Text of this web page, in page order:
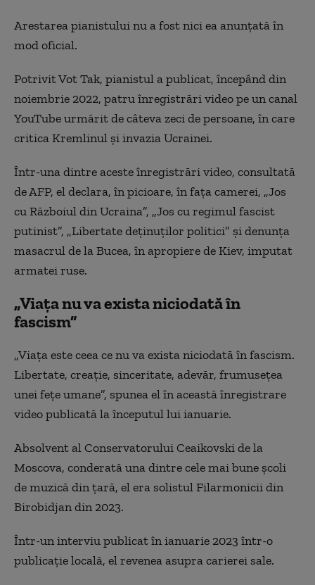
Arestarea pianistului nu a fost nici ea anunţată în
mod oficial.
Potrivit Vot Tak, pianistul a publicat, începând din
noiembrie 2022, patru înregistrări video pe un canal
YouTube urmărit de câteva zeci de persoane, în care
critica Kremlinul şi invazia Ucrainei.
Într-una dintre aceste înregistrări video, consultată
de AFP, el declara, în picioare, în faţa camerei, „Jos
cu Războiul din Ucraina”, „Jos cu regimul fascist
putinist”, „Libertate deţinuţilor politici” şi denunţa
masacrul de la Bucea, în apropiere de Kiev, imputat
armatei ruse.
„Viaţa nu va exista niciodată în
fascism”
„Viaţa este ceea ce nu va exista niciodată în fascism.
Libertate, creaţie, sinceritate, adevăr, frumuseţea
unei feţe umane”, spunea el în această înregistrare
video publicată la începutul lui ianuarie.
Absolvent al Conservatorului Ceaikovski de la
Moscova, conderată una dintre cele mai bune şcoli
de muzică din ţară, el era solistul Filarmonicii din
Birobidjan din 2023.
Într-un interviu publicat în ianuarie 2023 într-o
publicaţie locală, el revenea asupra carierei sale.